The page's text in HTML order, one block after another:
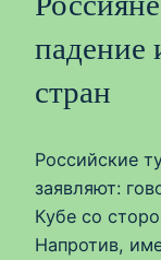
падение
стран
Российские
заявляют:
Кубе со
Напротив,